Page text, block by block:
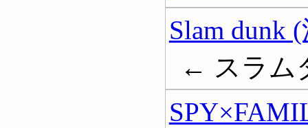
Slam dunk
← スラム